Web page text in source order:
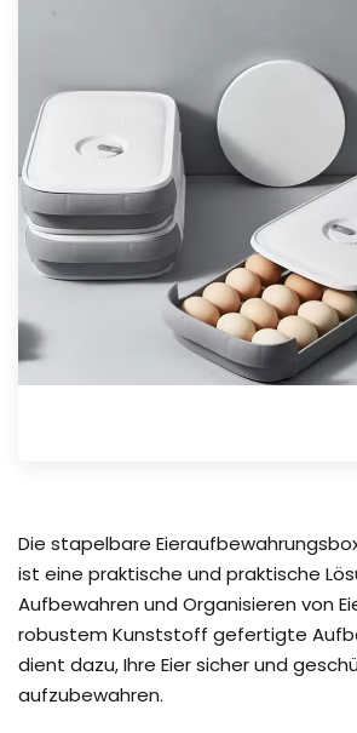
Die stapelbare
ist eine praktische und praktische
Aufbewahren und Organisieren von
robustem Kunststoff gefertigte
dient dazu, Ihre Eier sicher und
aufzubewahren.